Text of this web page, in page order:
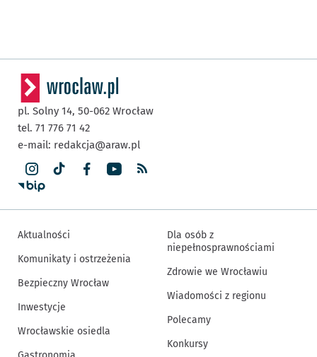
pl. Solny 14, 50-062 Wrocław
tel. 71 776 71 42
e-mail: redakcja@araw.pl
Aktualności
Komunikaty i ostrzeżenia
Bezpieczny Wrocław
Inwestycje
Wrocławskie osiedla
Dla osób z
niepełnosprawnościami
Zdrowie we Wrocławiu
Wiadomości z regionu
Polecamy
Konkursy